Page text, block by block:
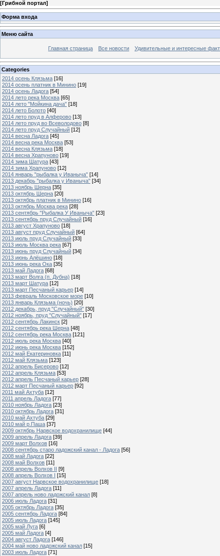
[Грибной портал]
Форма входа
Меню сайта
Главная страница Все новости Удивительные и интересные
Categories
2014 осень Клязьма [16]
2014 осень платник в Минино [19]
2014 осень Ладога [54]
2014 лето река Москва [65]
2014 лето "Мойкина дача" [18]
2014 лето Болото [40]
2014 лето пруд в Алферово [13]
2014 лето пруд во Всеволодово [8]
2014 лето пруд Случайный [12]
2014 весна Ладога [45]
2014 весна река Москва [53]
2014 весна Клязьма [18]
2014 весна Храпуново [19]
2014 зима Шатура [43]
2014 зима Храпуново [12]
2014 январь "рыбалка у Иваныча" [14]
2013 декабрь "рыбалка у Иваныча" [34]
2013 ноябрь Шерна [35]
2013 октябрь Шерна [20]
2013 октябрь платник в Минино [16]
2013 октябрь Москва река [28]
2013 сентябрь "Рыбалка У Иваныча" [23]
2013 сентябрь пруд Случайный [16]
2013 август Храпуново [18]
2013 август пруд Случайный [64]
2013 июль пруд Случайный [33]
2013 июль Москва река [67]
2013 июнь пруд Случайный [34]
2013 июнь Алёшино [18]
2013 июнь река Ока [35]
2013 май Ладога [68]
2013 март Волга (п. Дубна) [18]
2013 март Шатура [12]
2013 март Песчаный карьер [14]
2013 февраль Московское море [10]
2013 январь Клязьма (ночь) [20]
2012 декабрь, пруд "Случайный" [30]
2012 ноябрь, пруд "Случайный" [17]
2012 сентябрь Лакинск [2]
2012 сентябрь река Шерна [48]
2012 сентябрь река Москва [121]
2012 июль река Москва [40]
2012 июнь река Москва [152]
2012 май Екатериновка [11]
2012 май Клязьма [123]
2012 апрель Бисерово [12]
2012 апрель Клязьма [53]
2012 апрель Песчаный карьер [28]
2012 март Песчаный карьер [92]
2011 май Ахтуба [12]
2011 апрель Ладога [77]
2010 ноябрь Ладога [23]
2010 октябрь Ладога [31]
2010 май Ахтуба [29]
2010 май р.Паша [37]
2009 октябрь Нарвское водохранилище [44]
2009 апрель Ладога [39]
2009 март Волхов [16]
2008 сентябрь старо ладожский канал - Ладога [56]
2008 май Ладога [22]
2008 май Волхов [11]
2008 апрель Волхов II [9]
2008 апрель Волхов I [15]
2007 август Нарвское водохранилище [18]
2007 апрель Ладога [11]
2007 апрель ново ладожский канал [8]
2006 июль Ладога [31]
2005 октябрь Ладога [35]
2005 сентябрь Ладога [84]
2005 июль Ладога [145]
2005 май Луга [6]
2005 май Ладога [4]
2004 август Ладога [146]
2004 май ново ладожский канал [15]
2003 июль Ладога [71]